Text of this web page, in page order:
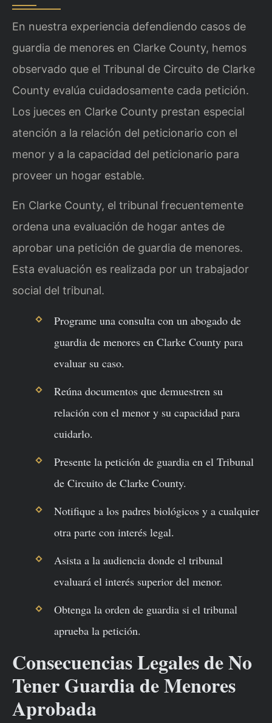
En nuestra experiencia defendiendo casos de
guardia de menores en Clarke County, hemos
observado que el Tribunal de Circuito de Clarke
County evalúa cuidadosamente cada petición.
Los jueces en Clarke County prestan especial
atención a la relación del peticionario con el
menor y a la capacidad del peticionario para
proveer un hogar estable.
En Clarke County, el tribunal frecuentemente
ordena una evaluación de hogar antes de
aprobar una petición de guardia de menores.
Esta evaluación es realizada por un trabajador
social del tribunal.
Programe una consulta con un abogado de
guardia de menores en Clarke County para
evaluar su caso.
Reúna documentos que demuestren su
relación con el menor y su capacidad para
cuidarlo.
Presente la petición de guardia en el Tribunal
de Circuito de Clarke County.
Notifique a los padres biológicos y a cualquier
otra parte con interés legal.
Asista a la audiencia donde el tribunal
evaluará el interés superior del menor.
Obtenga la orden de guardia si el tribunal
aprueba la petición.
Consecuencias Legales de No
Tener Guardia de Menores
Aprobada